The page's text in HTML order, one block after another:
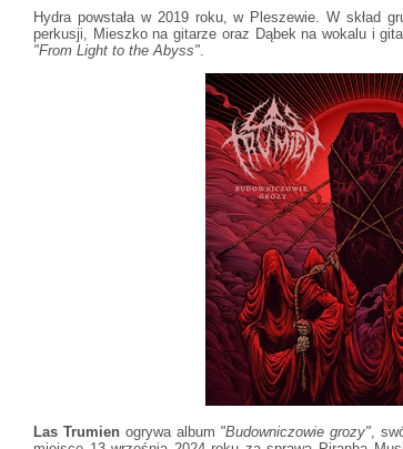
Hydra powstała w 2019 roku, w Pleszewie. W skład
perkusji, Mieszko na gitarze oraz Dąbek na wokalu i
"From Light to the Abyss"
Las Trumienogrywa album "Budowniczowie grozy" ,